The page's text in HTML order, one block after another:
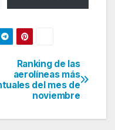
Ranking de las
aerolíneas más
del mes de
noviembre